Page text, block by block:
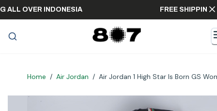
ALL OVER INDONESIA FREE
Home / Air Jordan / Air Jordan 1 High Star Is Born GS